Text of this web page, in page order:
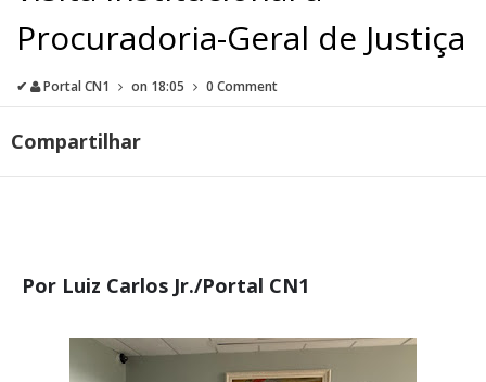
Procuradoria-Geral de Justiça
✔ Portal CN1 on 18:05 0 Comment
Compartilhar
Por Luiz Carlos Jr./Portal CN1